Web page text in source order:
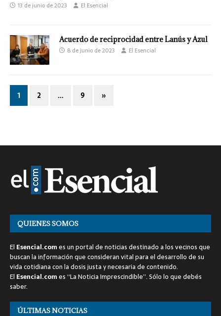
13 de junio de 2023 El Esencial
Acuerdo de reciprocidad entre Lanús y Azul
8 de junio de 2023 El Esencial
1 2 … 9 »
QUIENES SOMOS
El Esencial.comes un portal de noticias destinado a los vecinos que
buscan la información que consideran vital para el desarrollo de su
vida cotidiana con la dosis justa y necesaria de contenido.
El Esencial.comes “La Noticia Imprescindible”. Sólo lo que debés
saber.
ÚLTIMAS NOTICIAS